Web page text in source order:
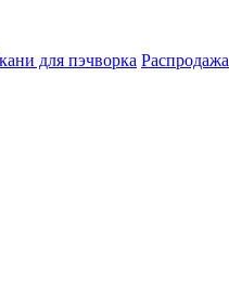
для пэчворка Распродажа